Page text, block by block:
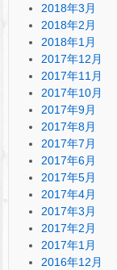
2018年3月
2018年2月
2018年1月
2017年12月
2017年11月
2017年10月
2017年9月
2017年8月
2017年7月
2017年6月
2017年5月
2017年4月
2017年3月
2017年2月
2017年1月
2016年12月